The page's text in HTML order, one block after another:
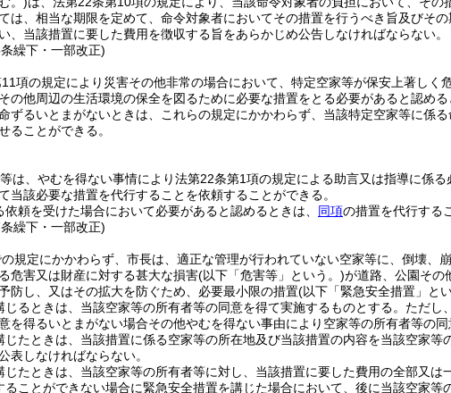
は、相当な期限を定めて、命令対象者においてその措置を行うべき旨及びそ
、当該措置に要した費用を徴収する旨をあらかじめ公告しなければならない。
繰下・一部改正)
項の規定により災害その他非常の場合において、特定空家等が保安上著しく
の他周辺の生活環境の保全を図るために必要な措置をとる必要があると認め
ずるいとまがないときは、これらの規定にかかわらず、当該特定空家等に係
ることができる。
は、やむを得ない事情により法第22条第1項の規定による助言又は指導に係
当該必要な措置を代行することを依頼することができる。
依頼を受けた場合において必要があると認めるときは、 同項の措置を代行する
繰下・一部改正)
の規定にかかわらず、市長は、適正な管理が行われていない空家等に、倒壊、
危害又は財産に対する甚大な損害(以下「危害等」という。)が道路、公園その
防し、又はその拡大を防ぐため、必要最小限の措置(以下「緊急安全措置」と
るときは、当該空家等の所有者等の同意を得て実施するものとする。 ただし
を得るいとまがない場合その他やむを得ない事由により空家等の所有者等の
たときは、当該措置に係る空家等の所在地及び当該措置の内容を当該空家
表しなければならない。
たときは、当該空家等の所有者等に対し、当該措置に要した費用の全部又は
ことができない場合に緊急安全措置を講じた場合において、後に当該空家等